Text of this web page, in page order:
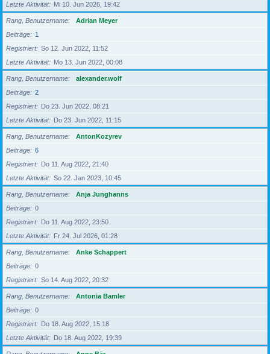
Letzte Aktivität
Mi 10. Jun 2026, 19:42
Rang, Benutzername
Adrian Meyer
Beiträge
1
Registriert
So 12. Jun 2022, 11:52
Letzte Aktivität
Mo 13. Jun 2022, 00:08
Rang, Benutzername
alexander.wolf
Beiträge
2
Registriert
Do 23. Jun 2022, 08:21
Letzte Aktivität
Do 23. Jun 2022, 11:15
Rang, Benutzername
AntonKozyrev
Beiträge
6
Registriert
Do 11. Aug 2022, 21:40
Letzte Aktivität
So 22. Jan 2023, 10:45
Rang, Benutzername
Anja Junghanns
Beiträge
0
Registriert
Do 11. Aug 2022, 23:50
Letzte Aktivität
Fr 24. Jul 2026, 01:28
Rang, Benutzername
Anke Schappert
Beiträge
0
Registriert
So 14. Aug 2022, 20:32
Rang, Benutzername
Antonia Bamler
Beiträge
0
Registriert
Do 18. Aug 2022, 15:18
Letzte Aktivität
Do 18. Aug 2022, 19:39